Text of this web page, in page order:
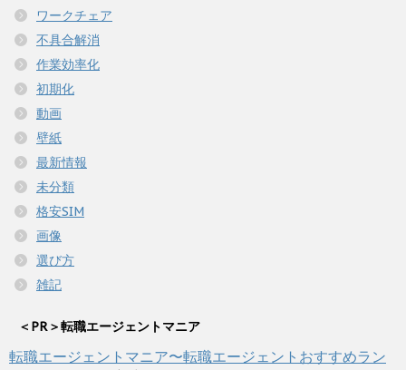
ワークチェア
不具合解消
作業効率化
初期化
動画
壁紙
最新情報
未分類
格安SIM
画像
選び方
雑記
＜PR＞転職エージェントマニア
転職エージェントマニア〜転職エージェントおすすめラン